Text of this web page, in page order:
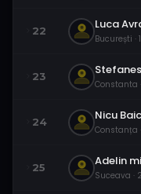
22 Luca
București · 1
23
Constanta
24 Nicu
Constanța
25 Adelin
Suceava · 2